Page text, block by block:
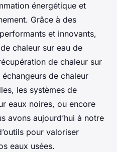
énergétique et
Grâce à des
et innovants,
chaleur sur eau de
de chaleur sur
de chaleur
les systèmes de
eaux noires, ou encore
avons aujourd’hui à notre
pour valoriser
eaux usées.